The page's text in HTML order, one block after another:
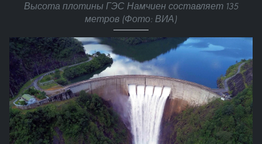
Высота плотины ГЭС Намчиен составляет 135
метров (Фото: ВИА)